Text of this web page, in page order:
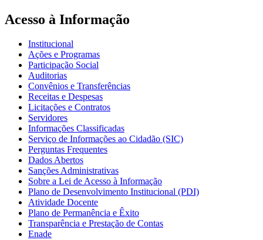
Acesso à Informação
Institucional
Ações e Programas
Participação Social
Auditorias
Convênios e Transferências
Receitas e Despesas
Licitações e Contratos
Servidores
Informações Classificadas
Serviço de Informações ao Cidadão (SIC)
Perguntas Frequentes
Dados Abertos
Sanções Administrativas
Sobre a Lei de Acesso à Informação
Plano de Desenvolvimento Institucional (PDI)
Atividade Docente
Plano de Permanência e Êxito
Transparência e Prestação de Contas
Enade